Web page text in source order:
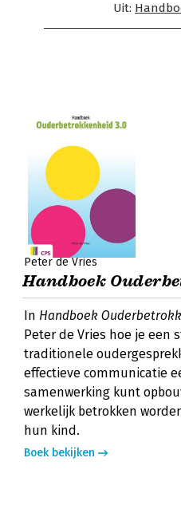
Uit:
Peter de Vries
Handboek
In Handboek
Peter de Vries hoe je een
traditionele
effectieve communicatie
samenwerking kunt
werkelijk betrokken
hun kind.
Boek bekijken